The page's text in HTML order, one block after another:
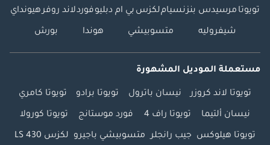
تويوتا مرسيدس بنزنسياملكزس بي ام دبليوفوردلاند روفرهيونداي
شيفروليه متسوبيشي هوندا بورش
مستعملة الموديل المشهورة
تويوتا لاند كروزر نيسان باترول تويوتا برادو تويوتا كامري
نيسان ألتيما تويوتا راف 4 فورد موستانج تويوتا كورولا
تويوتا هيلوكس جيب رانجلر متسوبيشي باجيرو لكزس LS 430